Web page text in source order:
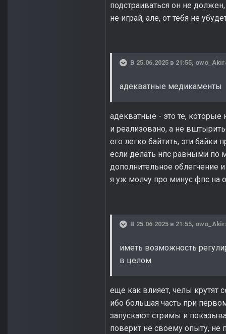
подстраиваться он не
не играй, але, от тебя не
В 25.06.2025 в 21:55,
адекватные медикаменты
адекватные - это те,
и реализовано, а не
его легко байтить, эти
если делать нпс равными по
дополнительное облегчение
я уж молчу про минус фпс на
В 25.06.2025 в 21:55,
иметь возможность
в целом
еще как влияет, челы крутят
ибо большая часть при
запускают стримы и
поверит не своему опыту, не